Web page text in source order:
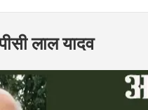
लाल यादव